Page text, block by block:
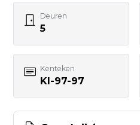
Deuren
5
Kenteken
KI-97-97